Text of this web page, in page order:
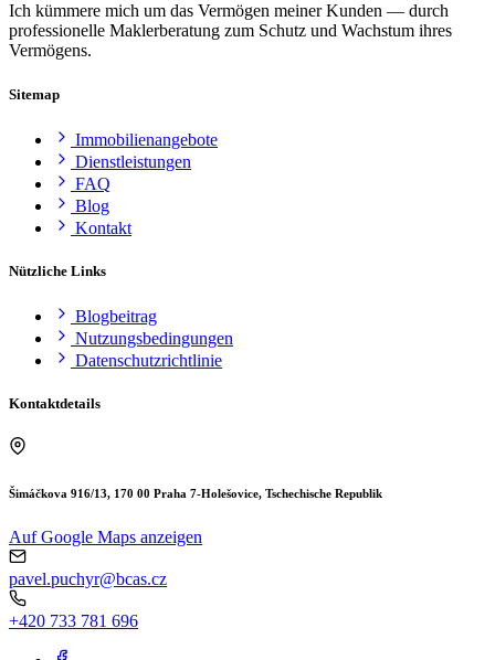
Ich kümmere mich um das Vermögen meiner Kunden — durch
professionelle Maklerberatung zum Schutz und Wachstum ihres
Vermögens.
Sitemap
Immobilienangebote
Dienstleistungen
FAQ
Blog
Kontakt
Nützliche Links
Blogbeitrag
Nutzungsbedingungen
Datenschutzrichtlinie
Kontaktdetails
Šimáčkova 916/13, 170 00 Praha 7-Holešovice, Tschechische Republik
Auf Google Maps anzeigen
pavel.puchyr@bcas.cz
+420 733 781 696